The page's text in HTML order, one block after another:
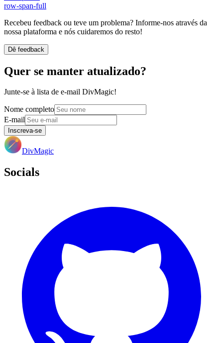
row-span-full
Recebeu feedback ou teve um problema? Informe-nos através da
nossa plataforma e nós cuidaremos do resto!
Dê feedback
Quer se manter atualizado?
Junte-se à lista de e-mail DivMagic!
Nome completo
E-mail
Inscreva-se
DivMagic
Socials